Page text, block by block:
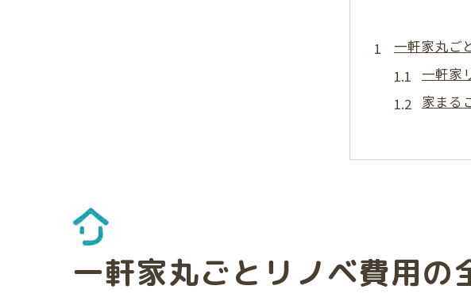
一軒家丸ご
一軒家
家まる
戸建
全面リ
間取り
一軒家丸ごとリノベ費用の